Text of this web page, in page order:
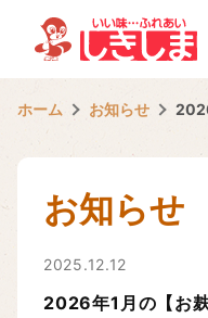
ホーム お知らせ
お知らせ
2025.12.12
2026年1月の【お